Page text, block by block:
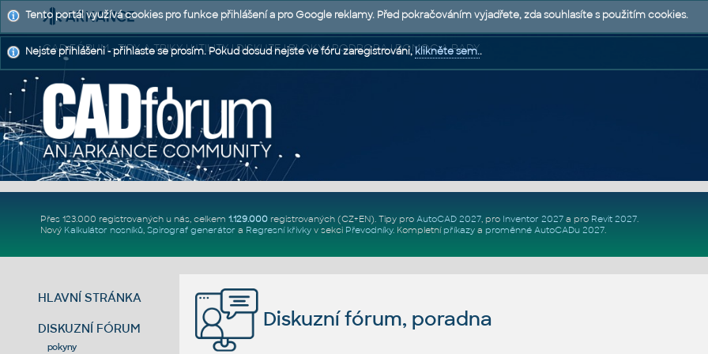
CAD FÓRUM - TIPY A TRIKY | UTILITY | DISKUZE | BLOKY | PODPORA | POMOC A RADY
Přes 123.000 registrovaných u nás, celkem 1.129.000registrovaných (CZ+EN). Tipy pro AutoCAD 2027, pro Inventor 2027a pro Revit 2027.
Nový Kalkulátor nosníků, Spirograf generátor a Regresní křivkyv sekci Převodníky. Kompletní příkazya proměnné AutoCADu 2027.
HLAVNÍ STRÁNKA
DISKUZNÍ FÓRUM
pokyny
Diskuzní fórum, poradna
Tento portál využívá cookies pro funkce přihlášení a pro Google reklamy. Před pokračováním vyjadřete, zda souhlasíte s použitím cookies.
Nejste přihlášeni - přihlaste se prosím. Pokud dosud nejste ve fóru zaregistrováni,klikněte sem..